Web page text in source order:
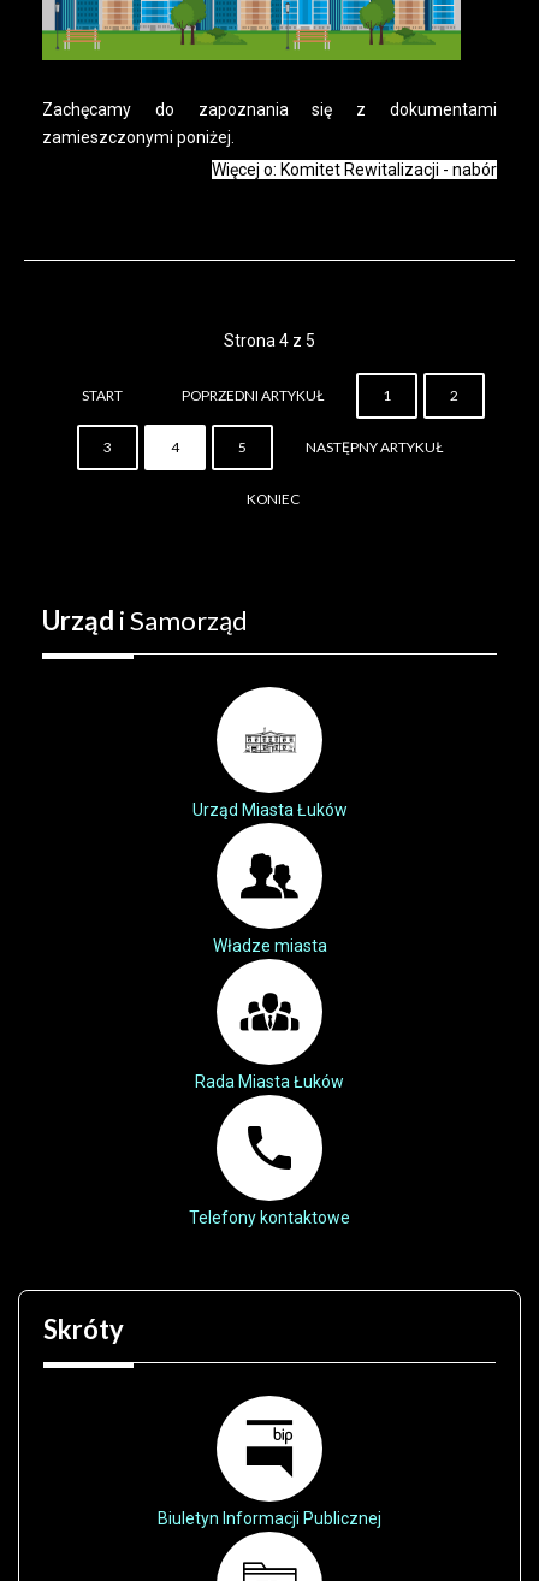
Zachęcamy do zapoznania się z dokumentami
zamieszczonymi poniżej.
Więcej o: Komitet Rewitalizacji - nabór
Strona 4 z 5
START POPRZEDNI ARTYKUŁ 1 2
3 4 5 NASTĘPNY ARTYKUŁ
KONIEC
Urząd i Samorząd
Urząd Miasta Łuków
Władze miasta
Rada Miasta Łuków
Telefony kontaktowe
Skróty
Biuletyn Informacji Publicznej